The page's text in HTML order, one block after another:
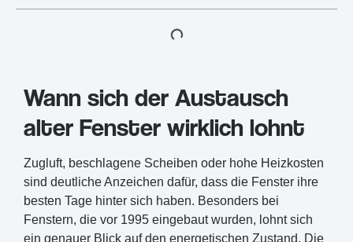
Wann sich der Austausch
alter Fenster wirklich lohnt
Zugluft, beschlagene Scheiben oder hohe Heizkosten
sind deutliche Anzeichen dafür, dass die Fenster ihre
besten Tage hinter sich haben. Besonders bei
Fenstern, die vor 1995 eingebaut wurden, lohnt sich
ein genauer Blick auf den energetischen Zustand. Die